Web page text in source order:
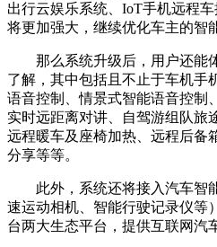
出行云娱乐系统、IoT手机远程
将更加强大，继续优化车主的智
那么系统升级后，用户还能
了解，其中包括且不止于车机手
语音控制、情景式智能语音控制
实时远距离对讲、自驾游组队旅
远程暖车及座椅加热、远程后备
分享等等。
此外，系统还将接入汽车智
速运动相机、智能行驶记录仪等
台两大生态平台，提供互联网汽